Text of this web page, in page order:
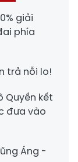
giải
phía
trả nỗi lo!
Quyền kết
đưa vào
Áng -